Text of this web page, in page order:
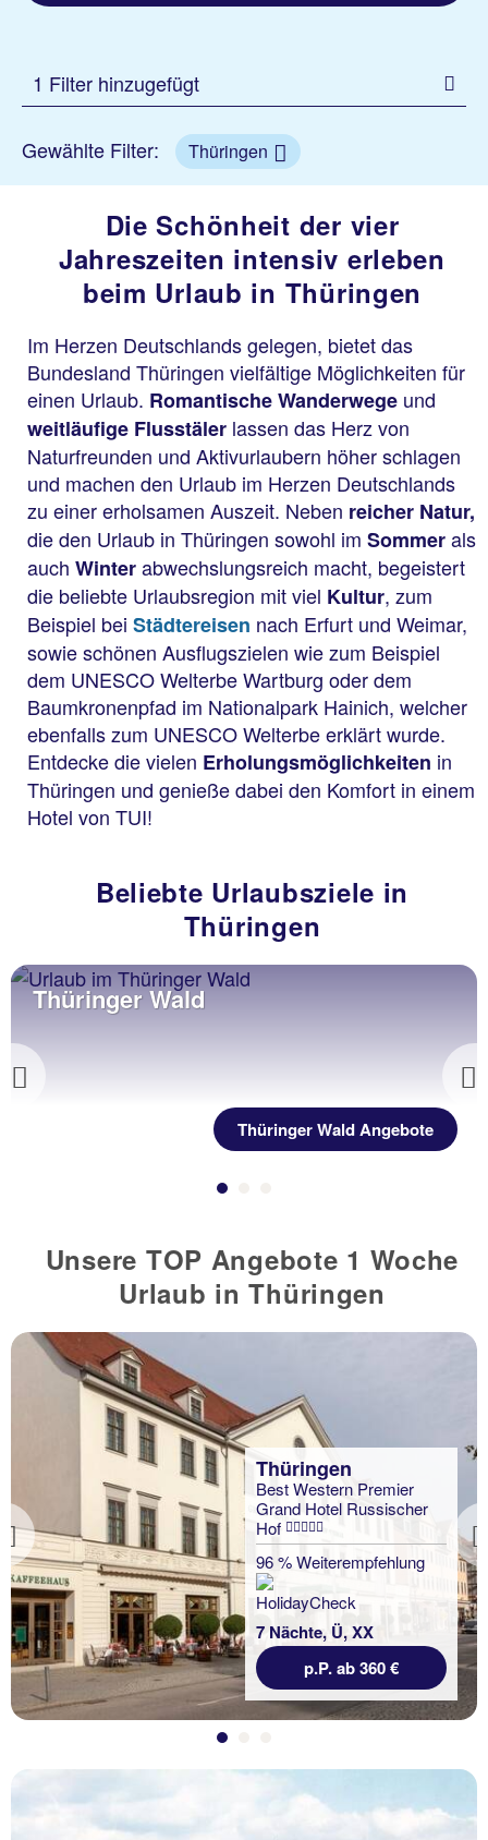
1 Filter hinzugefügt
Gewählte Filter: Thüringen
Die Schönheit der vier
Jahreszeiten intensiv erleben
beim Urlaub in Thüringen
Im Herzen Deutschlands gelegen, bietet das
Bundesland Thüringen vielfältige Möglichkeiten für
einen Urlaub. Romantische Wanderwege und
weitläufige Flusstäler lassen das Herz von
Naturfreunden und Aktivurlaubern höher schlagen
und machen den Urlaub im Herzen Deutschlands
zu einer erholsamen Auszeit. Neben reicher Natur,
die den Urlaub in Thüringen sowohl im Sommerals
auch Winterabwechslungsreich macht, begeistert
die beliebte Urlaubsregion mit viel Kultur, zum
Beispiel bei Städtereisen nach Erfurt und Weimar,
sowie schönen Ausflugszielen wie zum Beispiel
dem UNESCO Welterbe Wartburg oder dem
Baumkronenpfad im Nationalpark Hainich, welcher
ebenfalls zum UNESCO Welterbe erklärt wurde.
Entdecke die vielen Erholungsmöglichkeiten in
Thüringen und genieße dabei den Komfort in einem
Hotel von TUI!
Beliebte Urlaubsziele in
Thüringen
Previous
Thüringer Wald
Thüringer Wald Angebote
Unsere TOP Angebote 1 Woche
Urlaub in Thüringen
Previous
Thüringen
Best Western Premier
Grand Hotel Russischer
Hof
96 % Weiterempfehlung
7 Nächte, Ü, XX
p.P. ab 360 €